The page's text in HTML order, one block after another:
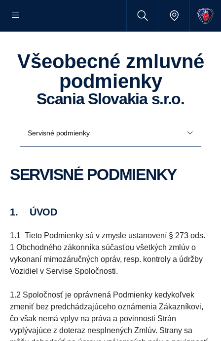
Všeobecné zmluvné
podmienky
Scania Slovakia s.r.o.
Servisné podmienky
SERVISNÉ PODMIENKY
1. ÚVOD
1.1 Tieto Podmienky sú v zmysle ustanovení § 273 ods.
1 Obchodného zákonníka súčasťou všetkých zmlúv o
vykonaní mimozáručných opráv, resp. kontroly a údržby
Vozidiel v Servise Spoločnosti.
1.2 Spoločnosť je oprávnená Podmienky kedykoľvek
zmeniť bez predchádzajúceho oznámenia Zákazníkovi,
čo však nemá vplyv na práva a povinnosti Strán
vyplývajúce z doteraz nesplnených Zmlúv. Strany sa